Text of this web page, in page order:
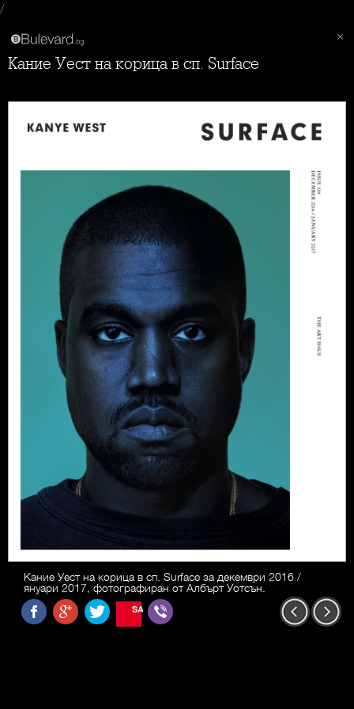
/
Кание Уест на корица в сп. Surface
Кание Уест на корица в сп. Surface за декември 2016 /
януари 2017, фотографиран от Албърт Уотсън.
SAVE